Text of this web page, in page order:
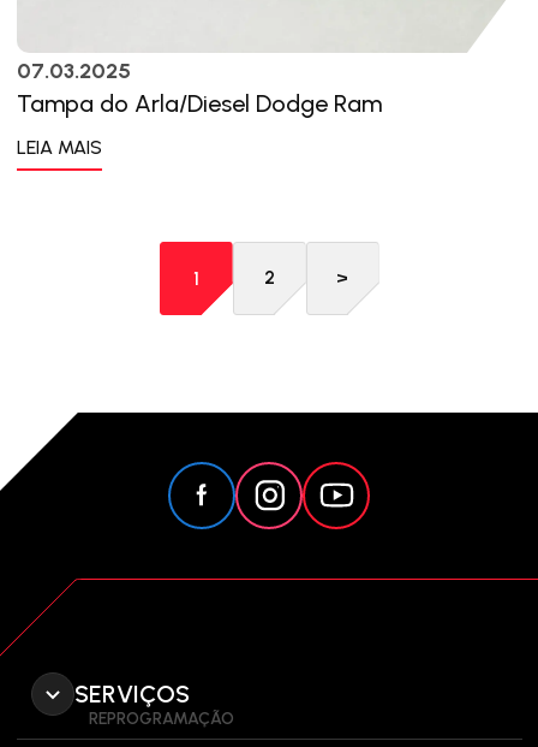
07.03.2025
Tampa do Arla/Diesel Dodge Ram
LEIA MAIS
1 2 >
SERVIÇOS
REPROGRAMAÇÃO